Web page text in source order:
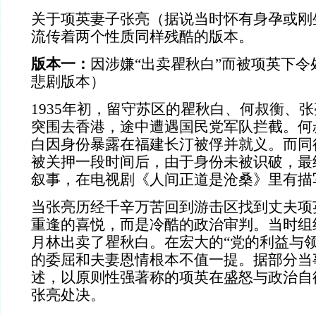
关于项英妻子张亮（据说当时怀有身孕或
流传着两个性质同样残酷的版本。
版本一： 因涉嫌“出卖瞿秋白”而被项英下
悲剧版本）
1935年初，留守苏区的瞿秋白、何叔衡、
突围去香港，途中遭遇国民党军队拦截。
白因身份暴露在福建长汀被俘并就义。而
被关押一段时间后，由于身份未被识破，
叙事，在电视剧《人间正道是沧桑》里有描
当张亮历经千辛万苦回到游击区找到丈夫
重逢的喜悦，而是冷酷的政治审判。当时
月林出卖了瞿秋白。在宏大的“党的利益与
的委屈和夫妻恩情根本不值一提。据部分
述，以原则性强著称的项英在盛怒与政治
张亮处决。